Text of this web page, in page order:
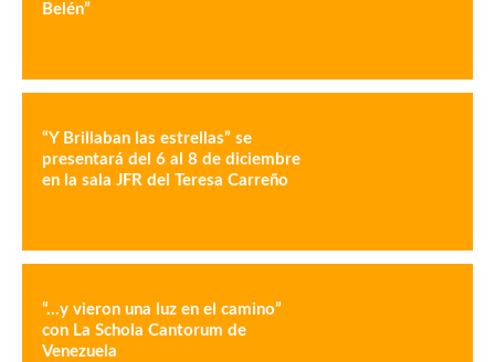
Belén”
“Y Brillaban las estrellas” se
presentará del 6 al 8 de diciembre
en la sala JFR del Teresa Carreño
“…y vieron una luz en el camino”
con La Schola Cantorum de
Venezuela